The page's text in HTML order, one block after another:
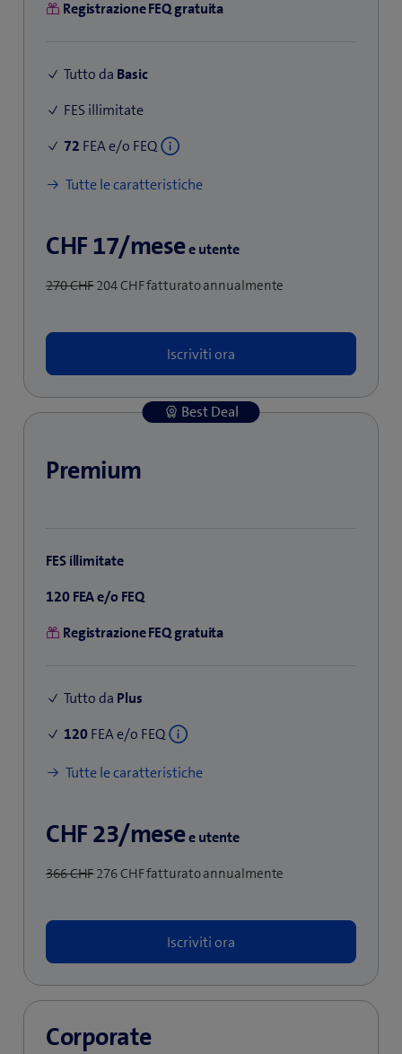
Registrazione FEQ gratuita
Tutto da Basic
FES illimitate
72 FEA e/o FEQ
Tutte le caratteristiche
CHF 17/mesee utente
270 CHF204 CHF fatturato annualmente
Iscriviti ora
Best Deal
Premium
FES illimitate
120 FEA e/o FEQ
Registrazione FEQ gratuita
Tutto da Plus
120FEA e/o FEQ
Tutte le caratteristiche
CHF 23/mesee utente
366 CHF276 CHF fatturato annualmente
Iscriviti ora
Corporate